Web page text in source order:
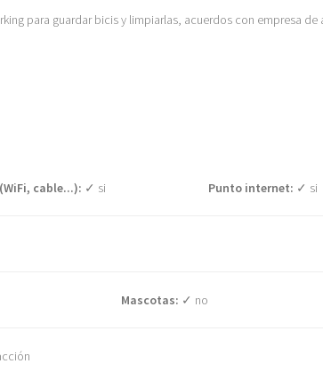
para guardar bicis y limpiarlas, acuerdos con empresa
cable...): ✓ si Punto internet: ✓ si
Mascotas: ✓ no